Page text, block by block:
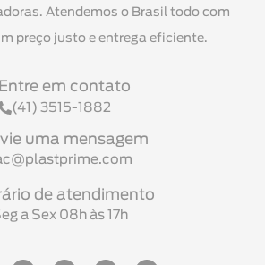
Atendemos o Brasil todo com
preço justo e entrega eficiente.
Entre em contato
(41) 3515-1882
uma mensagem
de atendimento
a Sex 08h às 17h